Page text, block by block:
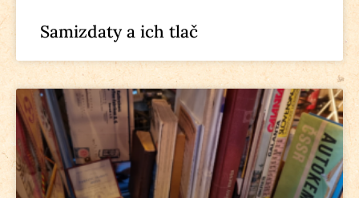
Samizdaty a ich tlač